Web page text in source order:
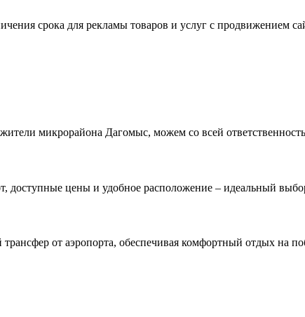
срока для рекламы товаров и услуг с продвижением
микрорайона Дагомыс, можем со всей
цены и удобное расположение – идеальный
от аэропорта, обеспечивая комфортный отдых на